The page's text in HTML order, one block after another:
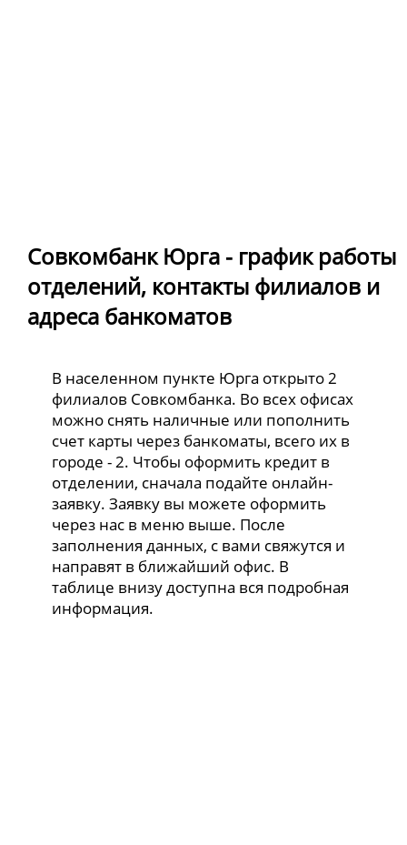
Совкомбанк Юрга - график работы
отделений, контакты филиалов и
адреса банкоматов
В населенном пункте Юрга открыто 2
филиалов Совкомбанка. Во всех офисах
можно снять наличные или пополнить
счет карты через банкоматы, всего их в
городе - 2. Чтобы оформить кредит в
отделении, сначала подайте онлайн-
заявку. Заявку вы можете оформить
через нас в меню выше. После
заполнения данных, с вами свяжутся и
направят в ближайший офис. В
таблице внизу доступна вся подробная
информация.